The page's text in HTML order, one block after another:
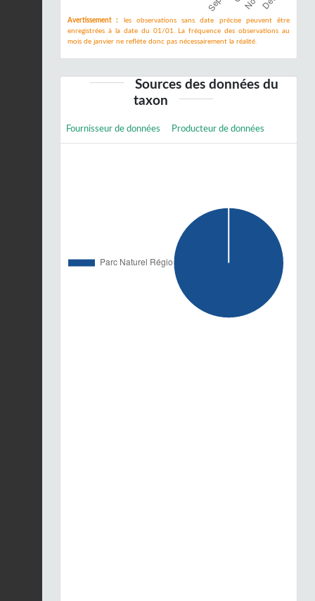
Avertissement :
les observations sans date précise peuvent être
enregistrées à la date du 01/01. La fréquence des observations au
mois de janvier ne reflète donc pas nécessairement la réalité.
Sources des données du
taxon
Fournisseur de données Producteur de données